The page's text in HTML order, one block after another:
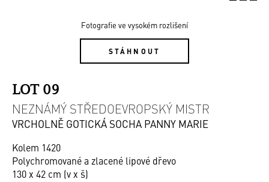
Fotografie ve vysokém rozlišení
STÁHNOUT
LOT 09
NEZNÁMÝ STŘEDOEVROPSKÝ MISTR
VRCHOLNĚ GOTICKÁ SOCHA PANNY MARIE
Kolem 1420
Polychromované a zlacené lipové dřevo
130 x 42 cm (v x š)